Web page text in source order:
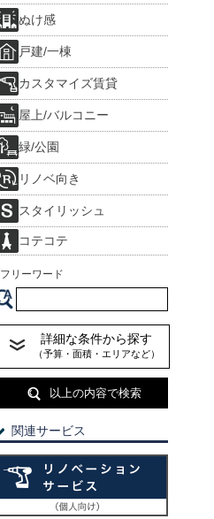
ぬけ感
戸建/一棟
カスタマイズ賃貸
屋上/バルコニー
緑/公園
リノベ向き
スタイリッシュ
コテコテ
フリーワード
詳細な条件から探す
（予算・面積・エリアなど）
以上の内容で検索
関連サービス